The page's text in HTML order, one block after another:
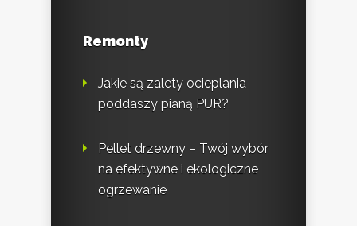
Remonty
Jakie są zalety ocieplania
poddaszy pianą PUR?
Pellet drzewny – Twój wybór
na efektywne i ekologiczne
ogrzewanie